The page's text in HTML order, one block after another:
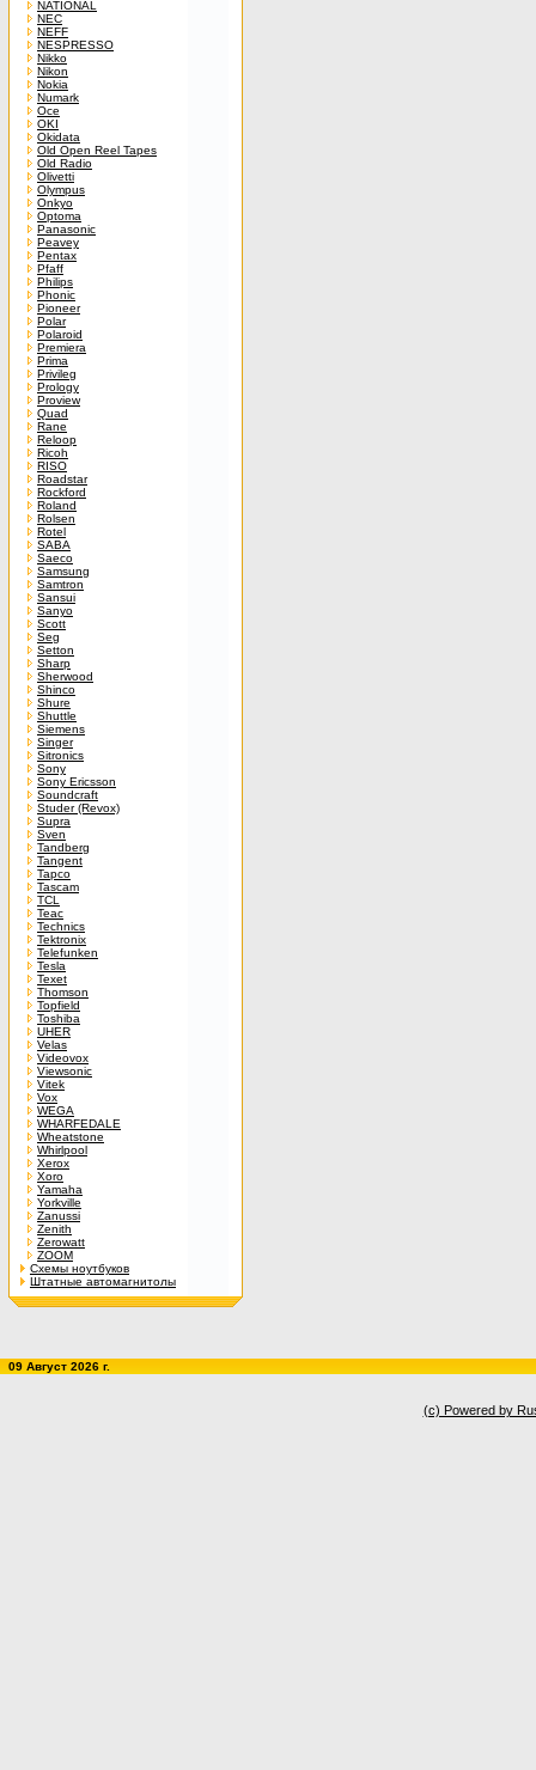
NATIONAL
NEC
NEFF
NESPRESSO
Nikko
Nikon
Nokia
Numark
Oce
OKI
Okidata
Old Open Reel Tapes
Old Radio
Olivetti
Olympus
Onkyo
Optoma
Panasonic
Peavey
Pentax
Pfaff
Philips
Phonic
Pioneer
Polar
Polaroid
Premiera
Prima
Privileg
Prology
Proview
Quad
Rane
Reloop
Ricoh
RISO
Roadstar
Rockford
Roland
Rolsen
Rotel
SABA
Saeco
Samsung
Samtron
Sansui
Sanyo
Scott
Seg
Setton
Sharp
Sherwood
Shinco
Shure
Shuttle
Siemens
Singer
Sitronics
Sony
Sony Ericsson
Soundcraft
Studer (Revox)
Supra
Sven
Tandberg
Tangent
Tapco
Tascam
TCL
Teac
Technics
Tektronix
Telefunken
Tesla
Texet
Thomson
Topfield
Toshiba
UHER
Velas
Videovox
Viewsonic
Vitek
Vox
WEGA
WHARFEDALE
Wheatstone
Whirlpool
Xerox
Xoro
Yamaha
Yorkville
Zanussi
Zenith
Zerowatt
ZOOM
Схемы ноутбуков
Штатные автомагнитолы
09 Август 2026 г.
(c) Powered by